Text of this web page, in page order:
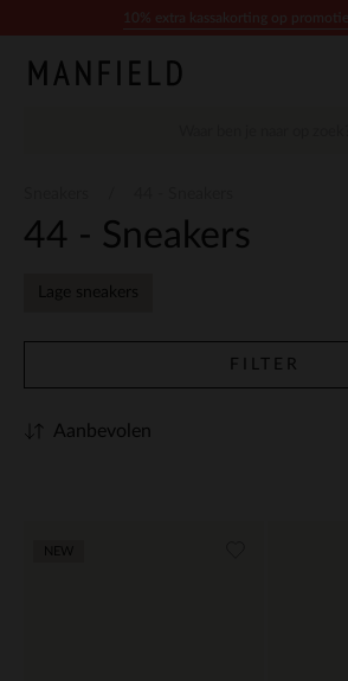
44 - Sneakers
Lage sneakers
FILTER
Aanbevolen